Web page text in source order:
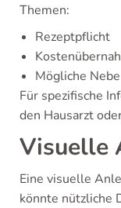
Themen:
Rezeptpflicht
Mögliche
Für spezifische
den Hausarzt
Visuelle
Eine visuelle
könnte nützliche